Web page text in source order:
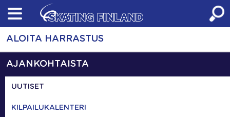
Skip
content
ALOITA HARRASTUS
AJANKOHTAISTA
UUTISET
KILPAILUKALENTERI